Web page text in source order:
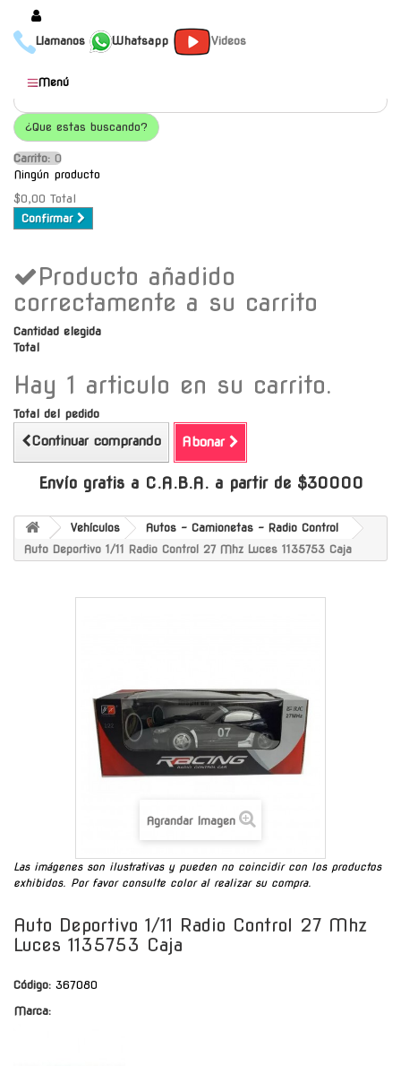
Llamanos Whatsapp Videos
Productos
Populares
Categorías
Marcas
Mayoristas
Contacto
Envío gratis a C.A.B.A. a
partir de $30000
Menú
¿Que estas buscando?
Carrito: O
Ningún producto
$0,00 Total
Confirmar
Producto añadido
correctamente a su carrito
Cantidad elegida
Total
Hay 1 articulo en su carrito.
Total del pedido
Continuar comprando Abonar
Envío gratis a C.A.B.A. a partir de $30000
Vehículos
Autos - Camionetas - Radio Control
Auto Deportivo 1/11 Radio Control 27 Mhz Luces 1135753 Caja
Agrandar Imagen
Las imágenes son ilustrativas y pueden no coincidir con los productos
exhibidos. Por favor consulte color al realizar su compra.
Auto Deportivo 1/11 Radio Control 27 Mhz
Luces 1135753 Caja
Código: 367080
Marca: